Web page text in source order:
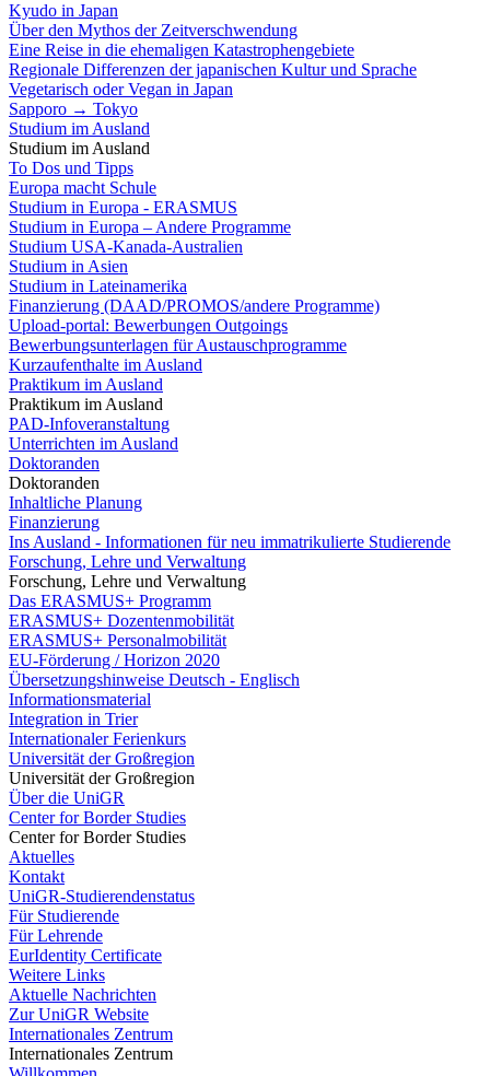
Kyudo in Japan
Über den Mythos der Zeitverschwendung
Eine Reise in die ehemaligen Katastrophengebiete
Regionale Differenzen der japanischen Kultur und Sprache
Vegetarisch oder Vegan in Japan
Sapporo → Tokyo
Studium im Ausland
Studium im Ausland
To Dos und Tipps
Europa macht Schule
Studium in Europa - ERASMUS
Studium in Europa – Andere Programme
Studium USA-Kanada-Australien
Studium in Asien
Studium in Lateinamerika
Finanzierung (DAAD/PROMOS/andere Programme)
Upload-portal: Bewerbungen Outgoings
Bewerbungsunterlagen für Austauschprogramme
Kurzaufenthalte im Ausland
Praktikum im Ausland
Praktikum im Ausland
PAD-Infoveranstaltung
Unterrichten im Ausland
Doktoranden
Doktoranden
Inhaltliche Planung
Finanzierung
Ins Ausland - Informationen für neu immatrikulierte Studierende
Forschung, Lehre und Verwaltung
Forschung, Lehre und Verwaltung
Das ERASMUS+ Programm
ERASMUS+ Dozentenmobilität
ERASMUS+ Personalmobilität
EU-Förderung / Horizon 2020
Übersetzungshinweise Deutsch - Englisch
Informationsmaterial
Integration in Trier
Internationaler Ferienkurs
Universität der Großregion
Universität der Großregion
Über die UniGR
Center for Border Studies
Center for Border Studies
Aktuelles
Kontakt
UniGR-Studierendenstatus
Für Studierende
Für Lehrende
EurIdentity Certificate
Weitere Links
Aktuelle Nachrichten
Zur UniGR Website
Internationales Zentrum
Internationales Zentrum